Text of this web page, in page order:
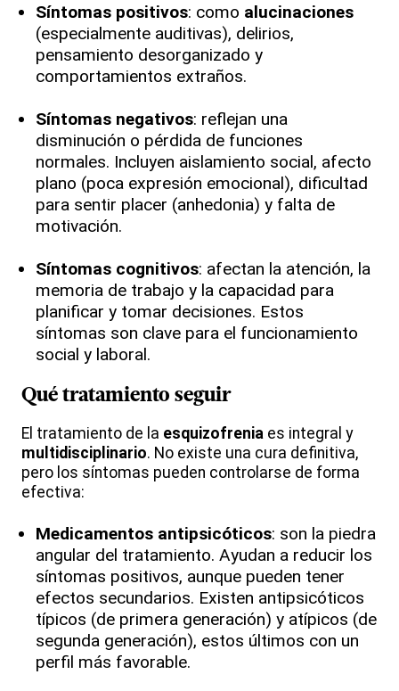
Síntomas positivos: como alucinaciones
(especialmente auditivas), delirios,
pensamiento desorganizado y
comportamientos extraños.
Síntomas negativos: reflejan una
disminución o pérdida de funciones
normales. Incluyen aislamiento social, afecto
plano (poca expresión emocional), dificultad
para sentir placer (anhedonia) y falta de
motivación.
Síntomas cognitivos: afectan la atención, la
memoria de trabajo y la capacidad para
planificar y tomar decisiones. Estos
síntomas son clave para el funcionamiento
social y laboral.
Qué tratamiento seguir
El tratamiento de la esquizofrenia es integral y
multidisciplinario. No existe una cura definitiva,
pero los síntomas pueden controlarse de forma
efectiva:
Medicamentos antipsicóticos: son la piedra
angular del tratamiento. Ayudan a reducir los
síntomas positivos, aunque pueden tener
efectos secundarios. Existen antipsicóticos
típicos (de primera generación) y atípicos (de
segunda generación), estos últimos con un
perfil más favorable.